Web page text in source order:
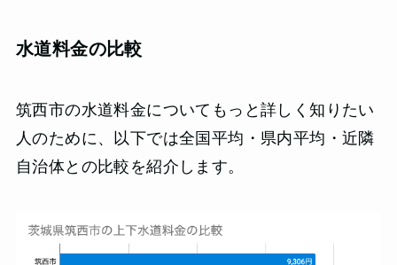
水道料金の比較
筑西市の水道料金についてもっと詳しく知りたい
人のために、以下では全国平均・県内平均・近隣
自治体との比較を紹介します。